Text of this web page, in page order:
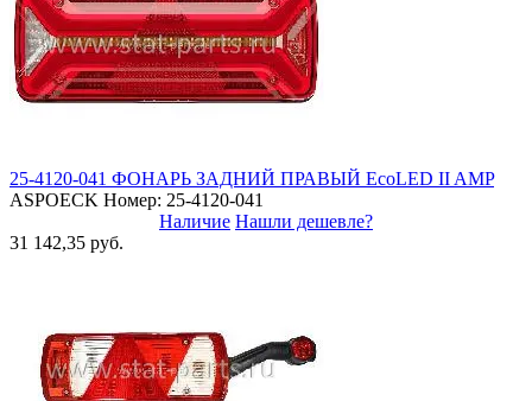
25-4120-041 ФОНАРЬ ЗАДНИЙ ПРАВЫЙ EcoLED II AMP
ASPOECK Номер: 25-4120-041
Наличие Нашли дешевле?
31 142,35 руб.